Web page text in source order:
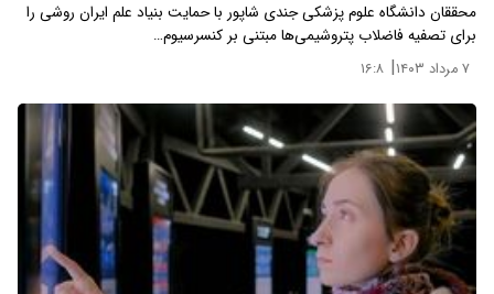
محققان دانشگاه علوم پزشکی جندی شاپور با حمایت بنیاد علم ایران روشی را
برای تصفیه فاضلاب پتروشیمی‌ها مبتنی بر کنسرسیوم…
۷ مرداد ۱۴۰۳ | ۱۶:۸